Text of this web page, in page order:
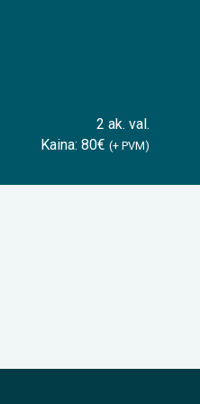
2 ak. val.
Kaina: 80€ (+ PVM)